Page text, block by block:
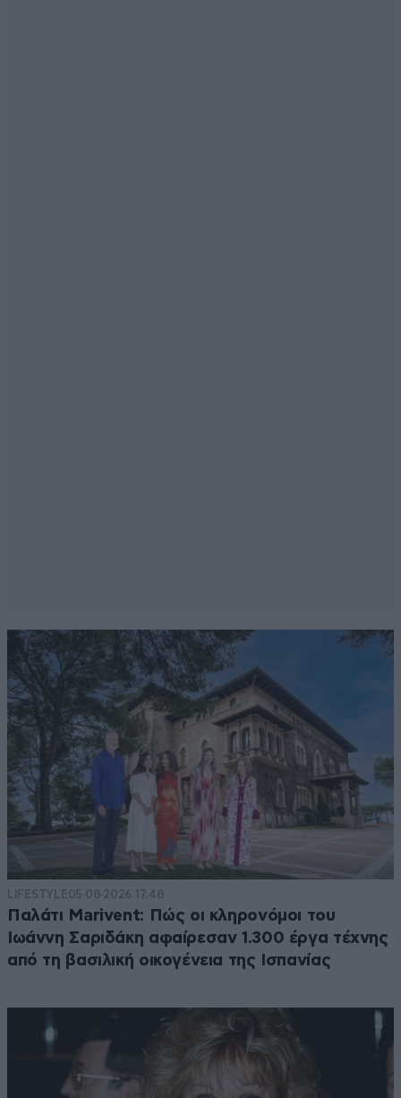
LIFESTYLE05·08·2026 17:48
Παλάτι Marivent: Πώς οι κληρονόμοι του
Ιωάννη Σαριδάκη αφαίρεσαν 1.300 έργα τέχνης
από τη βασιλική οικογένεια της Ισπανίας